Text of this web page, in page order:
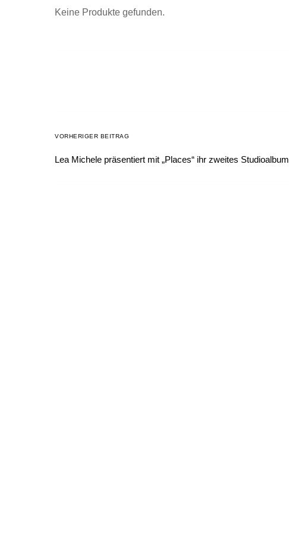
Keine Produkte gefunden.
VORHERIGER BEITRAG
Lea Michele präsentiert mit „Places“ ihr zweites Studioalbum